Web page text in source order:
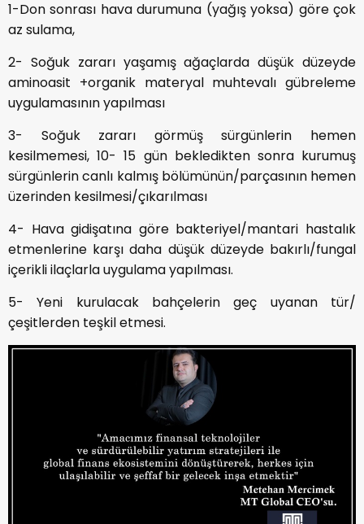
1-Don sonrası hava durumuna (yağış yoksa) göre çok
az sulama,
2- Soğuk zararı yaşamış ağaçlarda düşük düzeyde
aminoasit +organik materyal muhtevalı gübreleme
uygulamasının yapılması
3- Soğuk zararı görmüş sürgünlerin hemen
kesilmemesi, 10- 15 gün bekledikten sonra kurumuş
sürgünlerin canlı kalmış bölümünün/parçasının hemen
üzerinden kesilmesi/çıkarılması
4- Hava gidişatına göre bakteriyel/mantari hastalık
etmenlerine karşı daha düşük düzeyde bakırlı/fungal
içerikli ilaçlarla uygulama yapılması.
5- Yeni kurulacak bahçelerin geç uyanan tür/
çeşitlerden teşkil etmesi.